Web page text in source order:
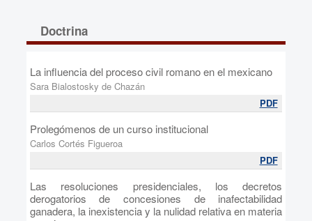
Doctrina
La influencia del proceso civil romano en el mexicano
Sara Bialostosky de Chazán
PDF
Prolegómenos de un curso institucional
Carlos Cortés Figueroa
PDF
Las resoluciones presidenciales, los decretos
derogatorios de concesiones de inafectabilidad
ganadera, la inexistencia y la nulidad relativa en materia